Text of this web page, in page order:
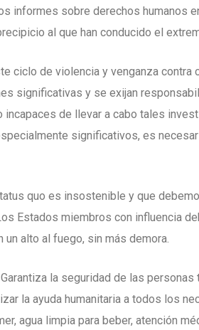
informes sobre derechos humanos
al que han conducido el
ciclo de violencia y venganza
significativas y se exijan
incapaces de llevar a cabo tales
significativos, es
quo es insostenible y que
Estados miembros con influencia
un alto al fuego, sin más demora.
la seguridad de las
la ayuda humanitaria a todos los
agua limpia para beber, atención